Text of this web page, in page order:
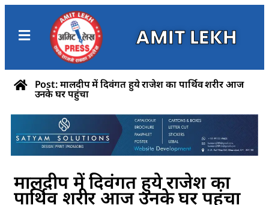
AMIT LEKH
Post: मालदीप में दिवंगत हुये राजेश का पार्थिव शरीर आज
उनके घर पहुंचा
मालदीप में दिवंगत हुये राजेश का
पार्थिव शरीर आज उनके घर पहुंचा